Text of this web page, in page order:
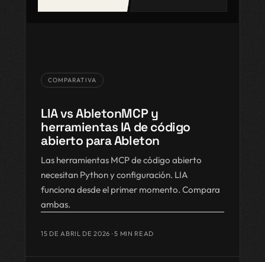
COMPARATIVA
LIA vs AbletonMCP y
herramientas IA de código
abierto para Ableton
Las herramientas MCP de código abierto
necesitan Python y configuración. LIA
funciona desde el primer momento. Compara
ambas.
15 DE ABRIL DE 2026 · 5 MIN READ